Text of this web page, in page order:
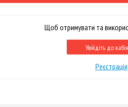
Щоб отримувати та
Увійдіть до
Реєстрація